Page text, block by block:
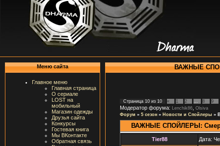
Меню сайта
Главное меню
Главная страница
О сериале
LOST на
мобильный
Магазин одежды
Друзья сайта
Конкурсы
Гостевая книга
Мы ВКонтакте
Обратная связь
ВАЖНЫЕ
Страница 10 из 10 « 1 2 8 9
Модератор форума: Lenchik86 Olsiva
Форум » 5 сезон » Новости и Спойлеры »
ВАЖНЫЕ СПОЙЛЕРЫ:
Tier88 Дата: